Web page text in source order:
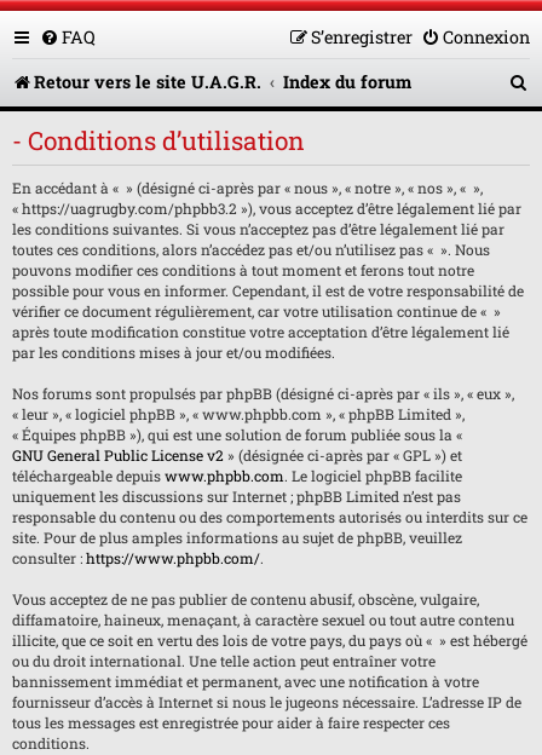
FAQ Connexion
S’enregistrer
Retour vers le site U.A.G.R.
Index du forum
e
- Conditions d’utilisation
En accédant à « » (désigné ci-après par « nous », « notre », « nos », « »,
« https://uagrugby.com/phpbb3.2 »), vous acceptez d’être légalement lié par
les conditions suivantes. Si vous n’acceptez pas d’être légalement lié par
toutes ces conditions, alors n’accédez pas et/ou n’utilisez pas « ». Nous
pouvons modifier ces conditions à tout moment et ferons tout notre
possible pour vous en informer. Cependant, il est de votre responsabilité de
vérifier ce document régulièrement, car votre utilisation continue de « »
après toute modification constitue votre acceptation d’être légalement lié
par les conditions mises à jour et/ou modifiées.
Nos forums sont propulsés par phpBB (désigné ci-après par « ils », « eux »,
« leur », « logiciel phpBB », « www.phpbb.com », « phpBB Limited »,
« Équipes phpBB »), qui est une solution de forum publiée sous la «
GNU General Public License v2 » (désignée ci-après par « GPL ») et
téléchargeable depuiswww.phpbb.com. Le logiciel phpBB facilite
uniquement les discussions sur Internet ; phpBB Limited n’est pas
responsable du contenu ou des comportements autorisés ou interdits sur ce
site. Pour de plus amples informations au sujet de phpBB, veuillez
consulter :https://www.phpbb.com/.
Vous acceptez de ne pas publier de contenu abusif, obscène, vulgaire,
diffamatoire, haineux, menaçant, à caractère sexuel ou tout autre contenu
illicite, que ce soit en vertu des lois de votre pays, du pays où « » est hébergé
ou du droit international. Une telle action peut entraîner votre
bannissement immédiat et permanent, avec une notification à votre
fournisseur d’accès à Internet si nous le jugeons nécessaire. L’adresse IP de
tous les messages est enregistrée pour aider à faire respecter ces
conditions.